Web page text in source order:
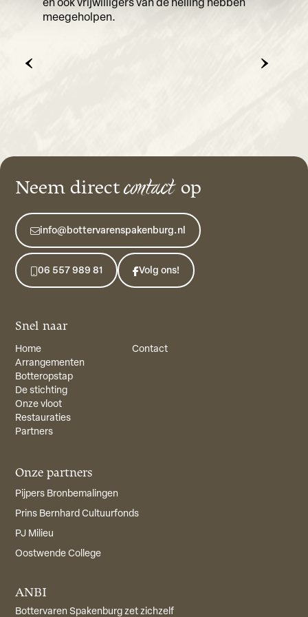
en ook vrijwilligers van de helling hebben
meegeholpen.
Neem directcontact op
info@bottervarenspakenburg.nl
06 557 989 81 Volg ons!
Snel naar
Home
Arrangementen
Botteropstap
De stichting
Onze vloot
Restauraties
Partners
Contact
Onze partners
Pijpers Bronbemalingen
Prins Bernhard Cultuurfonds
PJ Milieu
Oostwende College
ANBI
Bottervaren Spakenburg zet zichzelf